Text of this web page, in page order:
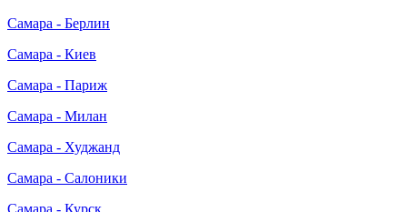
Самара - Берлин
Самара - Киев
Самара - Париж
Самара - Милан
Самара - Худжанд
Самара - Салоники
Самара - Курск